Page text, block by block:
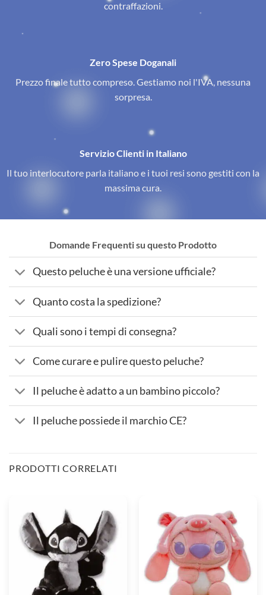
contraffazioni.
Zero Spese Doganali
Prezzo finale tutto compreso. Gestiamo noi l'IVA, nessuna
sorpresa.
Servizio Clienti in Italiano
Il tuo interlocutore parla italiano e i tuoi resi sono gestiti con la
massima cura.
Domande Frequenti su questo Prodotto
Questo peluche è una versione ufficiale?
Quanto costa la spedizione?
Quali sono i tempi di consegna?
Come curare e pulire questo peluche?
Il peluche è adatto a un bambino piccolo?
Il peluche possiede il marchio CE?
PRODOTTI CORRELATI
Stitch
Nero
Angelo